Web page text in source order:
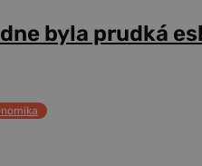
byla prudká